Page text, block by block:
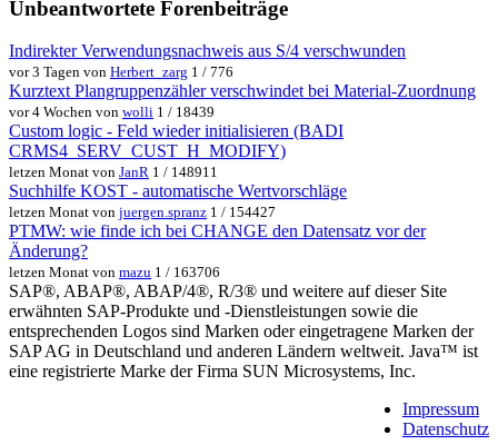
Unbeantwortete Forenbeiträge
Indirekter Verwendungsnachweis aus S/4 verschwunden
vor 3 Tagen von Herbert_zarg 1 / 776
Kurztext Plangruppenzähler verschwindet bei Material-Zuordnung
vor 4 Wochen von wolli 1 / 18439
Custom logic - Feld wieder initialisieren (BADI
CRMS4_SERV_CUST_H_MODIFY)
letzen Monat von JanR 1 / 148911
Suchhilfe KOST - automatische Wertvorschläge
letzen Monat von juergen.spranz 1 / 154427
PTMW: wie finde ich bei CHANGE den Datensatz vor der
Änderung?
letzen Monat von mazu 1 / 163706
SAP®, ABAP®, ABAP/4®, R/3® und weitere auf dieser Site
erwähnten SAP-Produkte und -Dienstleistungen sowie die
entsprechenden Logos sind Marken oder eingetragene Marken der
SAP AG in Deutschland und anderen Ländern weltweit. Java™ ist
eine registrierte Marke der Firma SUN Microsystems, Inc.
Impressum
Datenschutz